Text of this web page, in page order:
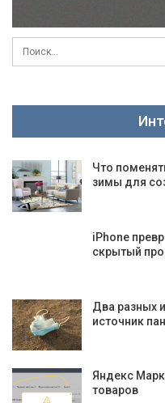
Что
зимы для
iPhone
скрытый
Два разных
источник
Яндекс
товаров